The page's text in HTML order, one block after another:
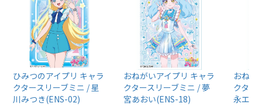
ひみつのアイプリ キャラ
クタースリーブミニ / 星
川みつき(ENS-02)
おねがいアイプリ キャラ
クタースリーブミニ / 夢
宮あおい(ENS-18)
おねが
クター
永エマ